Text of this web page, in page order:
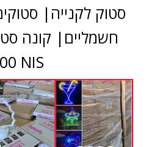
סטוק לקנייה|
חשמליים| קונה
NIS